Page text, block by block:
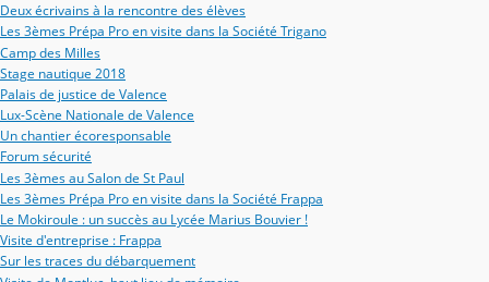
Deux écrivains à la rencontre des élèves
Les 3èmes Prépa Pro en visite dans la Société Trigano
Camp des Milles
Stage nautique 2018
Palais de justice de Valence
Lux-Scène Nationale de Valence
Un chantier écoresponsable
Forum sécurité
Les 3èmes au Salon de St Paul
Les 3èmes Prépa Pro en visite dans la Société Frappa
Le Mokiroule : un succès au Lycée Marius Bouvier !
Visite d'entreprise : Frappa
Sur les traces du débarquement